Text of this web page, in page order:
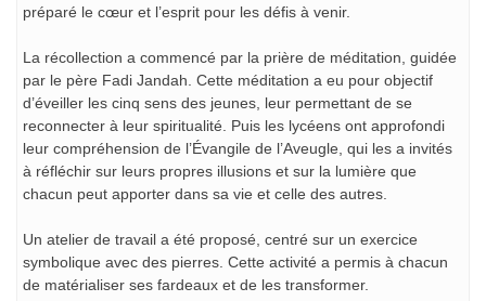
préparé le cœur et l’esprit pour les défis à venir.
La récollection a commencé par la prière de méditation, guidée
par le père Fadi Jandah. Cette méditation a eu pour objectif
d’éveiller les cinq sens des jeunes, leur permettant de se
reconnecter à leur spiritualité. Puis les lycéens ont approfondi
leur compréhension de l’Évangile de l’Aveugle, qui les a invités
à réfléchir sur leurs propres illusions et sur la lumière que
chacun peut apporter dans sa vie et celle des autres.
Un atelier de travail a été proposé, centré sur un exercice
symbolique avec des pierres. Cette activité a permis à chacun
de matérialiser ses fardeaux et de les transformer.